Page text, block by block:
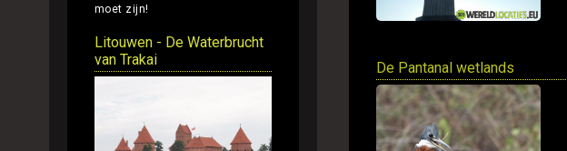
moet zijn!
Litouwen - De Waterbrucht
van Trakai
De Pantanal wetlands